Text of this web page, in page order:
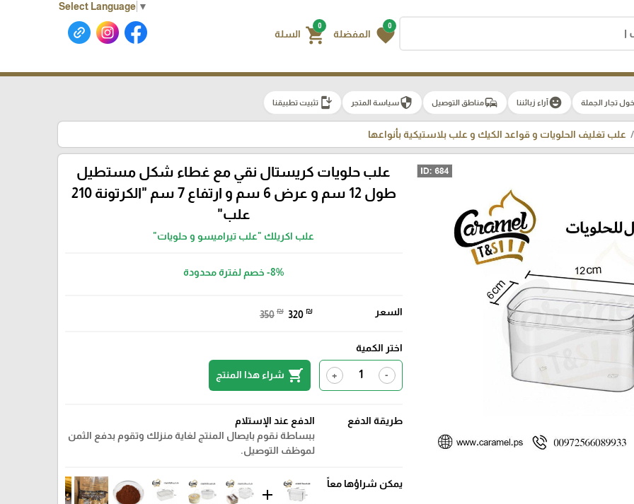
Select Language ▼
0
favorite المفضلة
0
shopping_cart السلة
تجار الجملة emoji_emotionsآراء زبائننا commuteمناطق التوصيل securityسياسة المتجر install_mobileتثبيت تطبيقنا
علب تغليف الحلويات و قواعد الكيك و علب بلاستيكية بأنواعها
علب حلويات كريستال نقي مع غطاء شكل مستطيل
طول 12 سم و عرض 6 سم و ارتفاع 7 سم "الكرتونة 210
علب"
علب اكريلك "علب تيراميسو و حلويات"
-8%خصم لفترة محدودة
السعر 350 ₪ 320 ₪
اختر الكمية
-
+
shopping_cart شراء هذا المنتج
طريقة الدفع
الدفع عند الإستلام
ببساطة نقوم بايصال المنتج لغاية منزلك وتقوم بدفع الثمن
لموظف التوصيل.
يمكن شراؤها معاً
add